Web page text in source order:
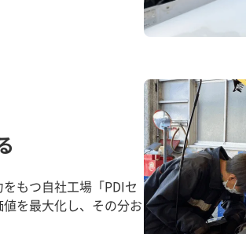
もつ自社工場「PDIセ
を最大化し、その分お